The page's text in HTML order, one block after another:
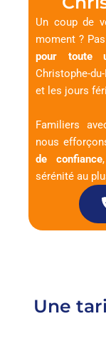
Un coup de
moment ?
pour toute
Christophe-
et les jours
Familiers
nous
de confiance
sérénité au
Une